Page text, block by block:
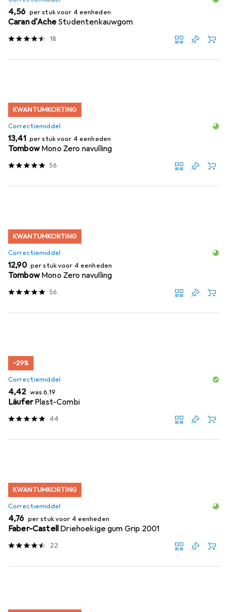
EUR
4,56 per stuk voor 4 eenheden
Caran d'Ache Studentenkauwgom
18
KWANTUMKORTING
Correctiemiddel
EUR
13,41 per stuk voor 4 eenheden
Tombow Mono Zero navulling
56
KWANTUMKORTING
Correctiemiddel
EUR
12,90 per stuk voor 4 eenheden
Tombow Mono Zero navulling
56
−29%
Correctiemiddel
EUR
4,42 wasEUR
6,19
Läufer Plast-Combi
44
KWANTUMKORTING
Correctiemiddel
EUR
4,76 per stuk voor 4 eenheden
Faber-Castell Driehoekige gum Grip 2001
22